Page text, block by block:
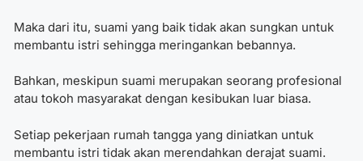
Maka dari itu, suami yang baik tidak akan sungkan untuk
membantu istri sehingga meringankan bebannya.
Bahkan, meskipun suami merupakan seorang profesional
atau tokoh masyarakat dengan kesibukan luar biasa.
Setiap pekerjaan rumah tangga yang diniatkan untuk
membantu istri tidak akan merendahkan derajat suami.